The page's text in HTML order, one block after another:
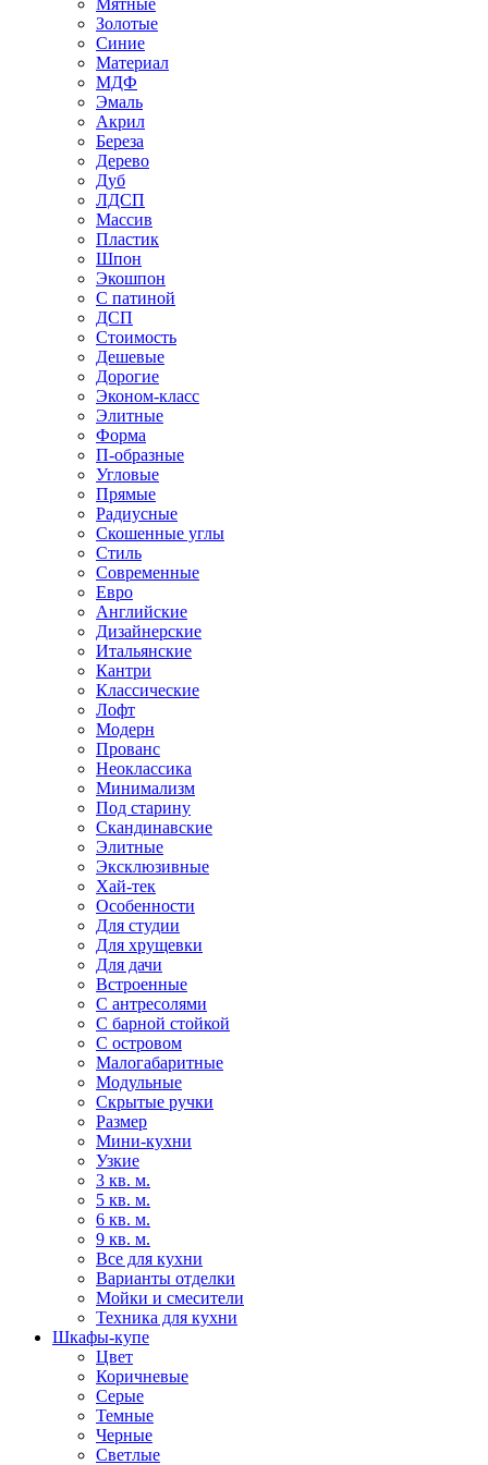
Мятные
Золотые
Синие
Материал
МДФ
Эмаль
Акрил
Береза
Дерево
Дуб
ЛДСП
Массив
Пластик
Шпон
Экошпон
С патиной
ДСП
Стоимость
Дешевые
Дорогие
Эконом-класс
Элитные
Форма
П-образные
Угловые
Прямые
Радиусные
Скошенные углы
Стиль
Современные
Евро
Английские
Дизайнерские
Итальянские
Кантри
Классические
Лофт
Модерн
Прованс
Неоклассика
Минимализм
Под старину
Скандинавские
Элитные
Эксклюзивные
Хай-тек
Особенности
Для студии
Для хрущевки
Для дачи
Встроенные
С антресолями
С барной стойкой
С островом
Малогабаритные
Модульные
Скрытые ручки
Размер
Мини-кухни
Узкие
3 кв. м.
5 кв. м.
6 кв. м.
9 кв. м.
Все для кухни
Варианты отделки
Мойки и смесители
Техника для кухни
Шкафы-купе
Цвет
Коричневые
Серые
Темные
Черные
Светлые